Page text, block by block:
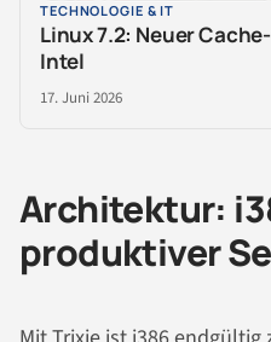
TECHNOLOGIE & IT
Linux 7.2: Neuer
Intel
17. Juni 2026
Architektur:
produktiver